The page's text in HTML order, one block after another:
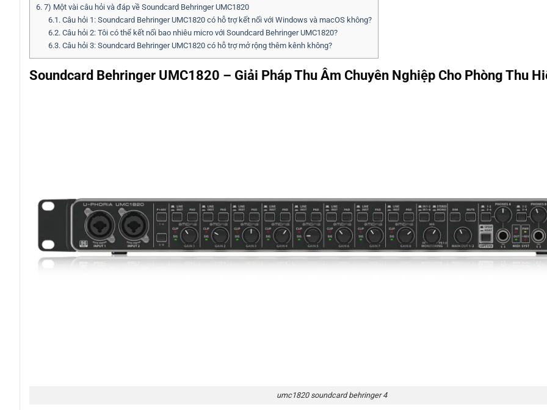
6. 7) Một vài câu hỏi và đáp về Soundcard Behringer UMC1820
6.1.Câu hỏi 1: Soundcard Behringer UMC1820 có hỗ trợ kết nối với Windows và macOS không?
6.2.Câu hỏi 2: Tôi có thể kết nối bao nhiêu micro với Soundcard Behringer UMC1820?
6.3.Câu hỏi 3: Soundcard Behringer UMC1820 có hỗ trợ mở rộng thêm kênh không?
Soundcard Behringer UMC1820 – Giải Pháp Thu Âm Chuyên Nghiệp Cho Phòng Thu
umc1820 soundcard behringer 4